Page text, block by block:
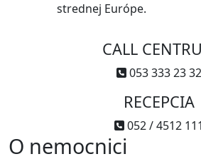
strednej Európe.
CALL
053 333 23 32
RECEPCIA
052 / 4512 111
O nemocnici